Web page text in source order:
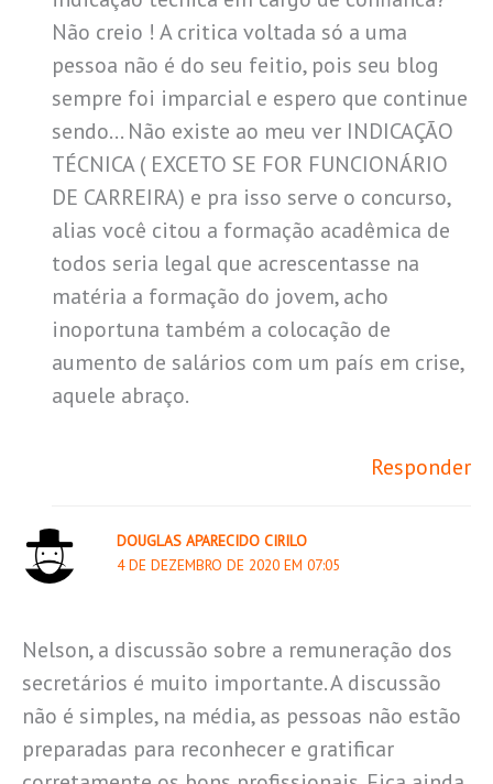
Não creio ! A critica voltada só a uma
pessoa não é do seu feitio, pois seu blog
sempre foi imparcial e espero que continue
sendo… Não existe ao meu ver INDICAÇÃO
TÉCNICA ( EXCETO SE FOR FUNCIONÁRIO
DE CARREIRA) e pra isso serve o concurso,
alias você citou a formação acadêmica de
todos seria legal que acrescentasse na
matéria a formação do jovem, acho
inoportuna também a colocação de
aumento de salários com um país em crise,
aquele abraço.
Responder
DOUGLAS APARECIDO CIRILO
4 DE DEZEMBRO DE 2020 EM 07:05
Nelson, a discussão sobre a remuneração dos
secretários é muito importante. A discussão
não é simples, na média, as pessoas não estão
preparadas para reconhecer e gratificar